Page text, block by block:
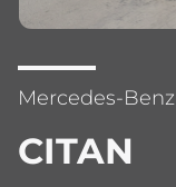
Mercedes-Benz
CITAN